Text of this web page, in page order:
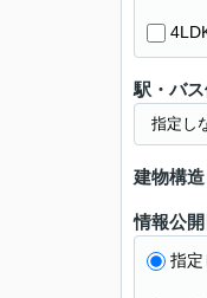
駅・バ
建物構造
情報公開
指定